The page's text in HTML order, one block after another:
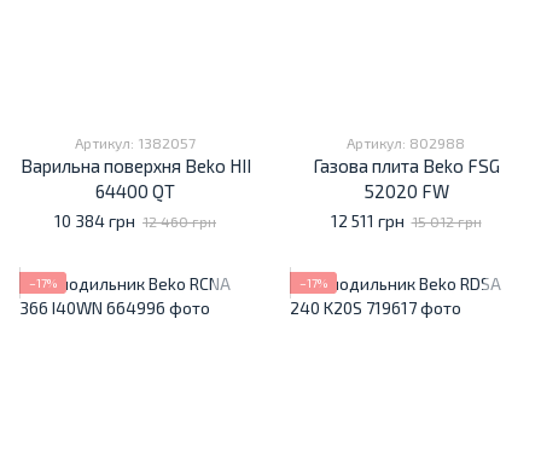
Артикул: 1382057
Варильна поверхня Beko HII
64400 QT
10 384 грн 12 460 грн
Артикул: 802988
Газова плита Beko FSG
52020 FW
12 511 грн 15 012 грн
−17% −17%